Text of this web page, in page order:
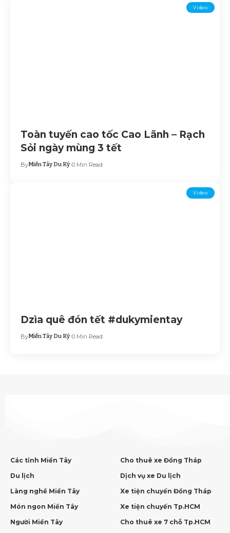
Video
Toàn tuyến cao tốc Cao Lãnh – Rạch
Sỏi ngày mùng 3 tết
ByMiền Tây Du Ký 0 Min Read
Video
Dzìa quê đón tết #dukymientay
ByMiền Tây Du Ký 0 Min Read
Các tỉnh Miền Tây
Du lịch
Làng nghề Miền Tây
Món ngon Miền Tây
Người Miền Tây
Cho thuê xe Đồng Tháp
Dịch vụ xe Du lịch
Xe tiện chuyến Đồng Tháp
Xe tiện chuyến Tp.HCM
Cho thuê xe 7 chỗ Tp.HCM